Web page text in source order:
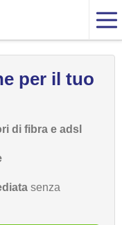
per il tuo
di fibra e adsl
senza